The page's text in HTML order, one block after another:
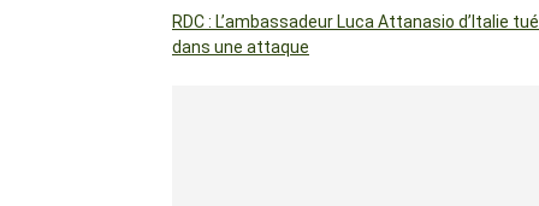
RDC : L’ambassadeur Luca Attanasio d’Italie tué
dans une attaque